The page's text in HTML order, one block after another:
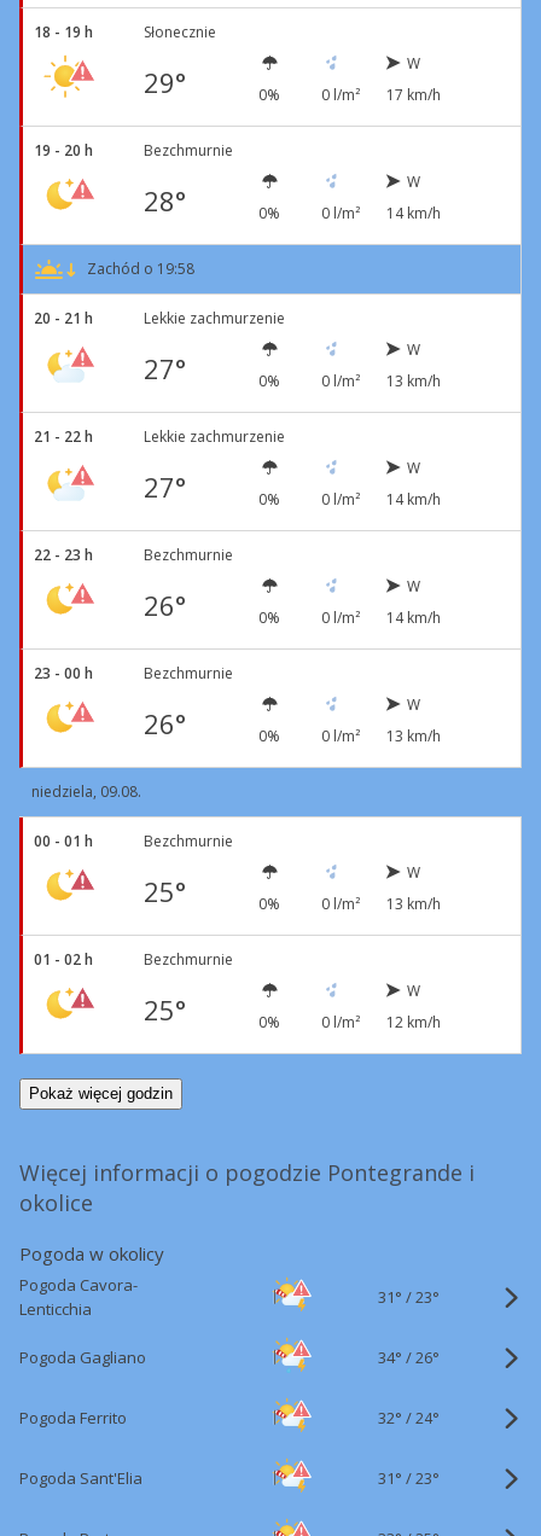
18 - 19 h Słonecznie
29° 0% 0 l/m²
W
17 km/h
19 - 20 h Bezchmurnie
28° 0% 0 l/m²
W
14 km/h
Zachód o 19:58
20 - 21 h Lekkie zachmurzenie
27° 0% 0 l/m²
W
13 km/h
21 - 22 h Lekkie zachmurzenie
27° 0% 0 l/m²
W
14 km/h
22 - 23 h Bezchmurnie
26° 0% 0 l/m²
W
14 km/h
23 - 00 h Bezchmurnie
26° 0% 0 l/m²
W
13 km/h
niedziela, 09.08.
00 - 01 h Bezchmurnie
25° 0% 0 l/m²
W
13 km/h
01 - 02 h Bezchmurnie
25° 0% 0 l/m²
W
12 km/h
Pokaż więcej godzin
Więcej informacji o pogodzie Pontegrande i
okolice
Pogoda w okolicy
Pogoda Cavora-
Lenticchia
31° /23°
Pogoda Gagliano 34° /26°
Pogoda Ferrito 32° /24°
Pogoda Sant'Elia 31° /23°